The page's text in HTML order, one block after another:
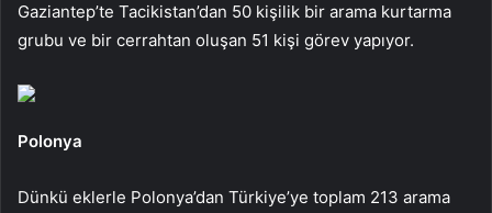
Gaziantep’te Tacikistan’dan 50 kişilik bir arama kurtarma
grubu ve bir cerrahtan oluşan 51 kişi görev yapıyor.
Polonya
Dünkü eklerle Polonya’dan Türkiye’ye toplam 213 arama